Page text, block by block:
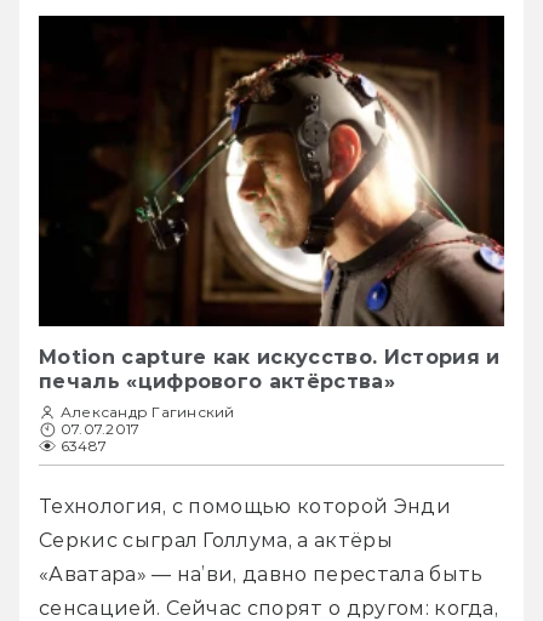
Motion capture как искусство. История и
печаль «цифрового актёрства»
Александр Гагинский
07.07.2017
63487
Технология, с помощью которой Энди
Серкис сыграл Голлума, а актёры
«Аватара» — на’ви, давно перестала быть
сенсацией. Сейчас спорят о другом: когда,